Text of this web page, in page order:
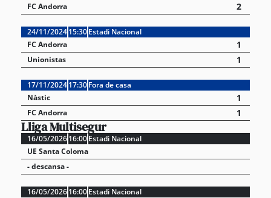
FC Andorra 2
24/11/202415:30Estadi Nacional
FC Andorra
1
Unionistas 1
17/11/202417:30Fora de casa
Nàstic
1
FC Andorra 1
Lliga Multisegur
16/05/202616:00Estadi Nacional
UE Santa Coloma
- descansa -
16/05/202616:00Estadi Nacional